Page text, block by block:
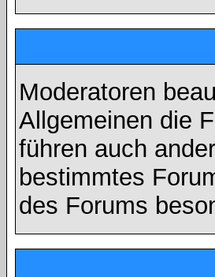
Moderatoren
Allgemeinen die
führen auch
bestimmtes
des Forums